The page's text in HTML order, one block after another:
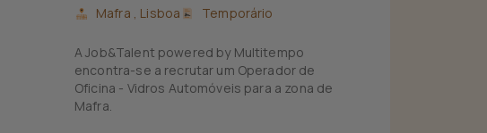
Mafra , Lisboa Temporário
A Job&Talent powered by Multitempo
encontra-se a recrutar um Operador de
Oficina - Vidros Automóveis para a zona de
Mafra.